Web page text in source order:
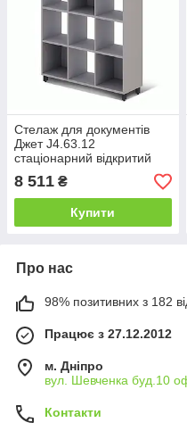
Стелаж для документів
Джет J4.63.12
стаціонарний відкритий
1086х340х1188 мм
(MConcept-ТМ)
8 511 ₴
Купити
Про нас
98% позитивних з 182
Працює з 27.12.2012
м. Дніпро
вул. Шевченка буд.10
Контакти